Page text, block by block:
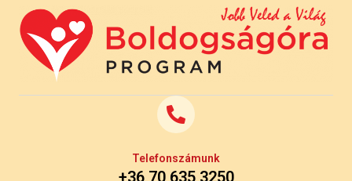
Telefonszámunk
+36 70 635 3250